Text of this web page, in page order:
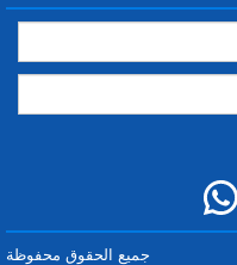
جميع الحقوق محفوظة